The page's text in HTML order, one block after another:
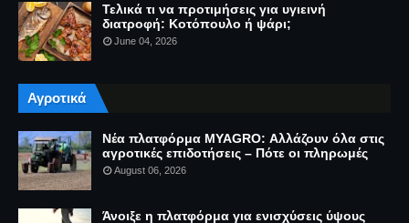
Τελικά τι να προτιμήσεις για υγιεινή
διατροφή: Κοτόπουλο ή ψάρι;
June 04, 2026
Αγροτικά
Νέα πλατφόρμα MYAGRO: Αλλάζουν όλα στις
αγροτικές επιδοτήσεις – Πότε οι πληρωμές
August 06, 2026
Άνοιξε η πλατφόρμα για ενισχύσεις ύψους